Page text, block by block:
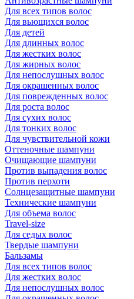
Для всех типов волос
Для вьющихся волос
Для детей
Для длинных волос
Для жестких волос
Для жирных волос
Для непослушных волос
Для окрашенных волос
Для поврежденных волос
Для роста волос
Для сухих волос
Для тонких волос
Для чувствительной кожи
Оттеночные шампуни
Очищающие шампуни
Против выпадения волос
Против перхоти
Солнцезащитные шампуни
Технические шампуни
Для объема волос
Travel-size
Для седых волос
Твердые шампуни
Бальзамы
Для всех типов волос
Для жестких волос
Для непослушных волос